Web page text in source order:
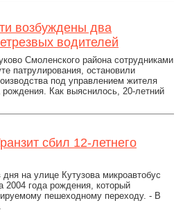
возбуждены два
водителей
Смоленского района сотрудниками
патрулирования, остановили
под управлением жителя
рождения. Как выяснилось, 20-летний
сбил 12-летнего
на улице Кутузова микроавтобус
года рождения, который
пешеходному переходу. - В